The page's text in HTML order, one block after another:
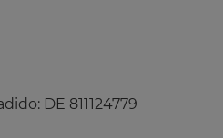
DE 811124779